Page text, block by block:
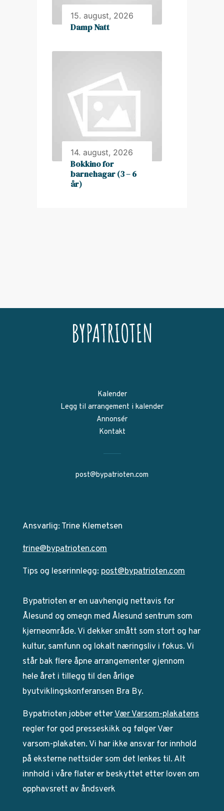
15. august, 2026
Damp Natt
14. august, 2026
Bokkino for
barnehagar (3 – 6
år)
Kalender
Legg til arrangement i kalender
Annonsér
Kontakt
post@bypatrioten.com
Ansvarlig: Trine Klemetsen
trine@bypatrioten.com
Tips og leserinnlegg: post@bypatrioten.com
Bypatrioten er en uavhengig nettavis for
Ålesund og omegn med Ålesund sentrum som
kjerneområde. Vi dekker smått som stort og har
kultur, samfunn og lokalt næringsliv i fokus. Vi
står bak flere åpne arrangementer gjennom
hele året i tillegg til den årlige
byutviklingskonferansen Bra By.
Bypatrioten jobber etterVær Varsom-plakatens
regler for god presseskikk og følger Vær
varsom-plakaten. Vi har ikke ansvar for innhold
på eksterne nettsider som det lenkes til. Alt
innhold i våre flater er beskyttet etter loven om
opphavsrett av åndsverk